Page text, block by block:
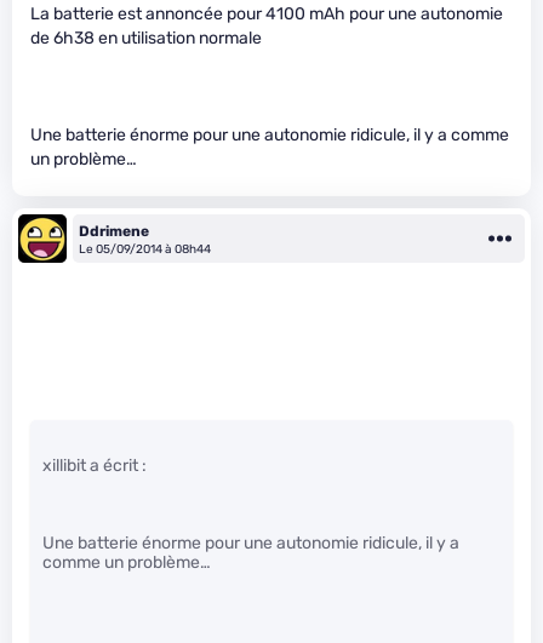
La batterie est annoncée pour 4100 mAh pour une autonomie
de 6h38 en utilisation normale
Une batterie énorme pour une autonomie ridicule, il y a comme
un problème…
Ddrimene
Le 05/09/2014 à 08h44
xillibit a écrit :
Une batterie énorme pour une autonomie ridicule, il y a
comme un problème…